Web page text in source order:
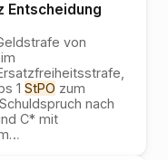
Entscheidung
von
1 StPO zum
nach
C* mit
…